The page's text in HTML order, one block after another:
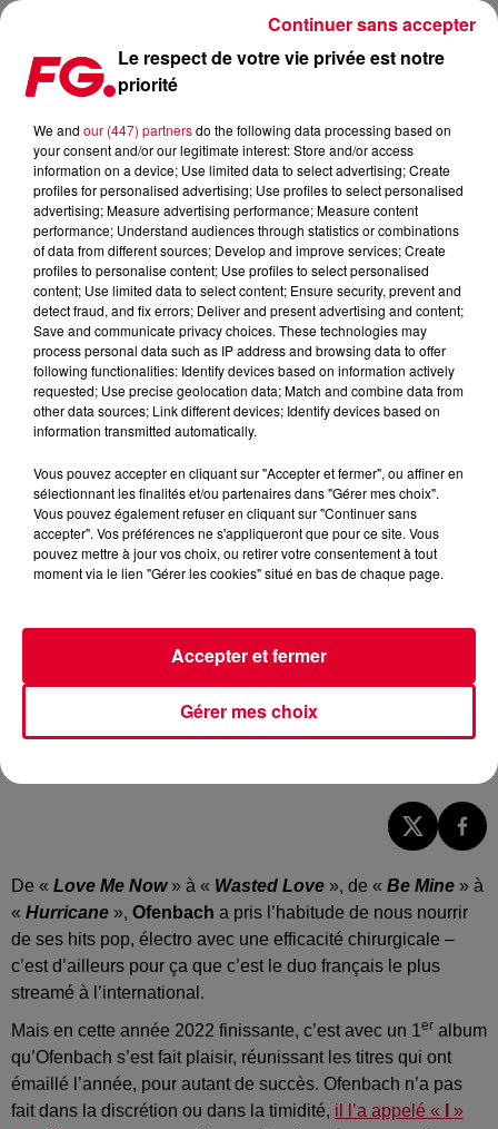
OFENBACH OUVRE LE CALENDRIER DE L'AVENT FG !
Publié : 1er décembre 2022 à 11h41 par Christophe
HUBERT
De « Love Me Now» à « Wasted Love », de « Be Mine » à
« Hurricane », Ofenbach a pris l’habitude de nous nourrir
de ses hits pop, électro avec une efficacité chirurgicale –
c’est d’ailleurs pour ça que c’est le duo français le plus
streamé à l’international.
Mais en cette année 2022 finissante, c’est avec un 1er album
qu’Ofenbach s’est fait plaisir, réunissant les titres qui ont
émaillé l’année, pour autant de succès. Ofenbach n’a pas
fait dans la discrétion ou dans la timidité, il l’a appelé «
»
Le respect de votre vie privée est notre
priorité
We and our (447) partnersdo the following data processing based on
your consent and/or our legitimate interest: Store and/or access
information on a device; Use limited data to select advertising; Create
profiles for personalised advertising; Use profiles to select personalised
advertising; Measure advertising performance; Measure content
performance; Understand audiences through statistics or combinations
of data from different sources; Develop and improve services; Create
profiles to personalise content; Use profiles to select personalised
content; Use limited data to select content; Ensure security, prevent and
detect fraud, and fix errors; Deliver and present advertising and content;
Save and communicate privacy choices. These technologies may
process personal data such as IP address and browsing data to offer
following functionalities: Identify devices based on information actively
requested; Use precise geolocation data; Match and combine data from
other data sources; Link different devices; Identify devices based on
information transmitted automatically.
Vous pouvez accepter en cliquant sur "Accepter et fermer", ou affiner en
sélectionnant les finalités et/ou partenaires dans "Gérer mes choix".
Vous pouvez également refuser en cliquant sur "Continuer sans
accepter". Vos préférences ne s'appliqueront que pour ce site. Vous
pouvez mettre à jour vos choix, ou retirer votre consentement à tout
moment via le lien "Gérer les cookies" situé en bas de chaque page.
Gérer mes choix
Accepter et fermer
Continuer sans accepter